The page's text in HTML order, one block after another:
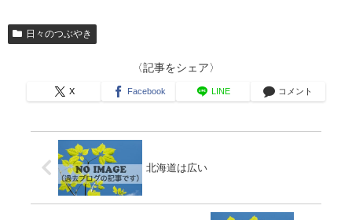
日々のつぶやき
〈記事をシェア〉
X Facebook LINE コメント
北海道は広い